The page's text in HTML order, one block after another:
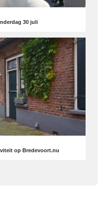
30 juli
op Bredevoort.nu